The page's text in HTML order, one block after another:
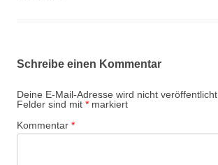
Schreibe einen Kommentar
Deine E-Mail-Adresse wird nicht veröffentlicht.
Felder sind mit * markiert
Kommentar *